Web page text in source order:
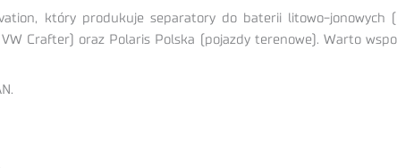
który produkuje separatory do baterii litowo-jonowych
Crafter) oraz Polaris Polska (pojazdy terenowe). Warto